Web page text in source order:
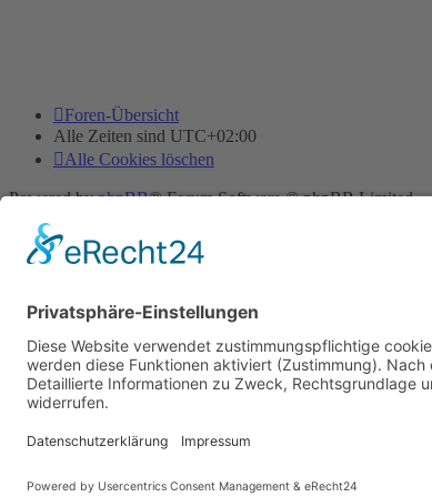
Foren-Übersicht
Alle Zeiten sind UTC+02:00
Alle Cookies löschen
Powered byphpBB® Forum Software © phpBB Limited
Deutsche Übersetzung durch
Datenschutz |Nutzungsbedingungen
Time: 0.014s| Peak Memory Usage: 10.09 MiB | GZIP: Off